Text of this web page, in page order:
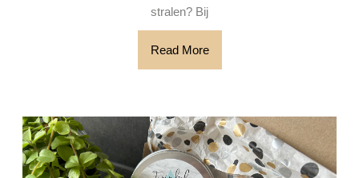
stralen? Bij
Read MoreRead
More